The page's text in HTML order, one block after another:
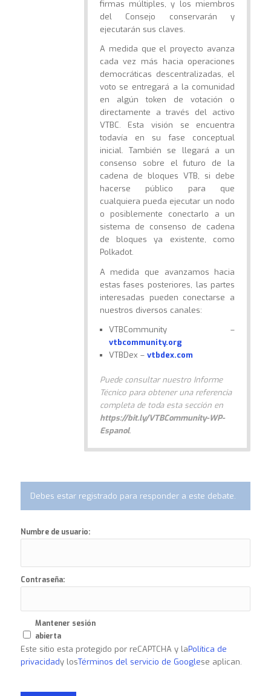
firmas múltiples, y los miembros
del Consejo conservarán y
ejecutarán sus claves.
A medida que el proyecto avanza
cada vez más hacia operaciones
democráticas descentralizadas, el
voto se entregará a la comunidad
en algún token de votación o
directamente a través del activo
VTBC. Esta visión se encuentra
todavía en su fase conceptual
inicial. También se llegará a un
consenso sobre el futuro de la
cadena de bloques VTB, si debe
hacerse público para que
cualquiera pueda ejecutar un nodo
o posiblemente conectarlo a un
sistema de consenso de cadena
de bloques ya existente, como
Polkadot.
A medida que avanzamos hacia
estas fases posteriores, las partes
interesadas pueden conectarse a
nuestros diversos canales:
VTBCommunity –
vtbcommunity.org
VTBDex – vtbdex.com
Puede consultar nuestro Informe
Técnico para obtener una referencia
completa de toda esta sección en
https://bit.ly/VTBCommunity-WP-
Espanol.
Debes estar registrado para responder a este debate.
Numbre de usuario:
Contraseña:
Mantener sesión
abierta
Este sitio esta protegido por reCAPTCHA y laPolítica de
privacidady losTérminos del servicio de Googlese aplican.